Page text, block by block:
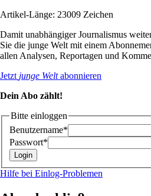
Artikel-Länge: 23009 Zeichen
Damit unabhängiger Journalismus
Sie die junge Welt mit einem
allen Analysen, Reportagen und
Jetzt junge Weltabonnieren
Dein Abo zählt!
Bitte einloggen
Benutzername*
Passwort*
Hilfe bei Einlog-Problemen